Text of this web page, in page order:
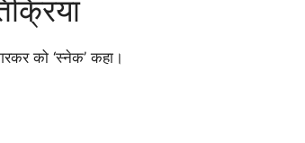
को ‘स्नेक’ कहा।